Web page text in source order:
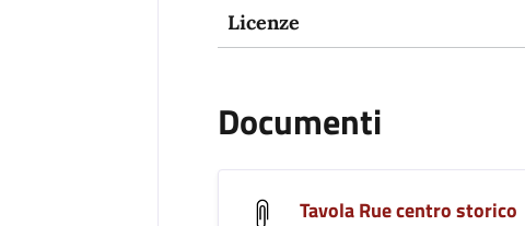
Licenze
Documenti
Tavola Rue centro storico